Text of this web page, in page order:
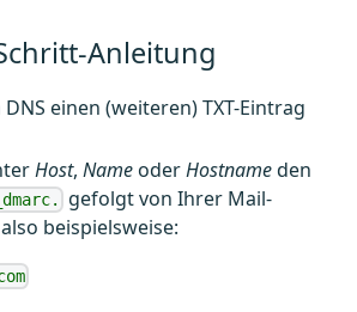
Anleitung
DNS einen (weiteren) TXT-Eintrag
Host, NameoderHostnameden
_dmarc.
gefolgt von Ihrer Mail-
beispielsweise: